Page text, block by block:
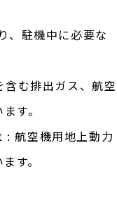
駐機中に必要な
む排出ガス、航空
す。
航空機用地上動力
す。